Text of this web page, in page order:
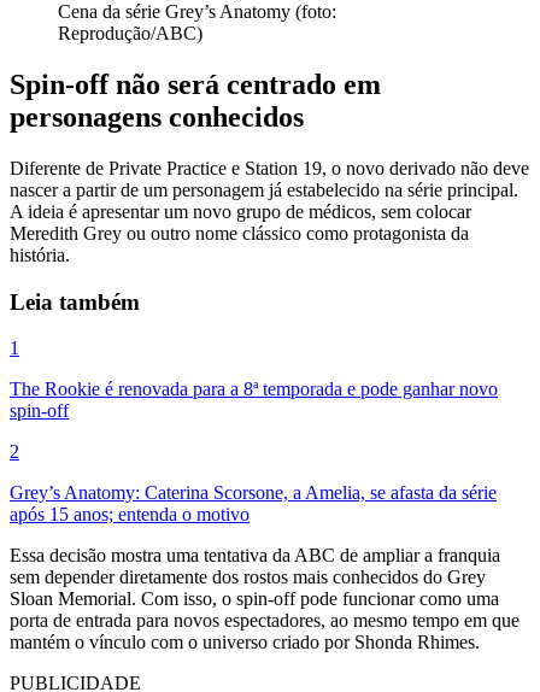
Cena da série Grey’s Anatomy (foto:
Reprodução/ABC)
Spin-off não será centrado em
personagens conhecidos
Diferente de Private Practice e Station 19, o novo derivado não deve
nascer a partir de um personagem já estabelecido na série principal.
A ideia é apresentar um novo grupo de médicos, sem colocar
Meredith Grey ou outro nome clássico como protagonista da
história.
Leia também
1
The Rookie é renovada para a 8ª temporada e pode ganhar novo
spin-off
2
Grey’s Anatomy: Caterina Scorsone, a Amelia, se afasta da série
após 15 anos; entenda o motivo
Essa decisão mostra uma tentativa da ABC de ampliar a franquia
sem depender diretamente dos rostos mais conhecidos do Grey
Sloan Memorial. Com isso, o spin-off pode funcionar como uma
porta de entrada para novos espectadores, ao mesmo tempo em que
mantém o vínculo com o universo criado por Shonda Rhimes.
PUBLICIDADE